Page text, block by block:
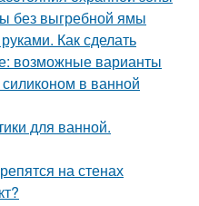
без выгребной ямы
Как сделать
возможные варианты
в ванной
для ванной.
на стенах